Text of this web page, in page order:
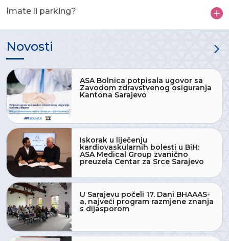
Imate li parking?
Novosti
ASA Bolnica potpisala ugovor sa
Zavodom zdravstvenog osiguranja
Kantona Sarajevo
Iskorak u liječenju
kardiovaskularnih bolesti u BiH:
ASA Medical Group zvanično
preuzela Centar za Srce Sarajevo
U Sarajevu počeli 17. Dani BHAAAS-
a, najveći program razmjene znanja
s dijasporom